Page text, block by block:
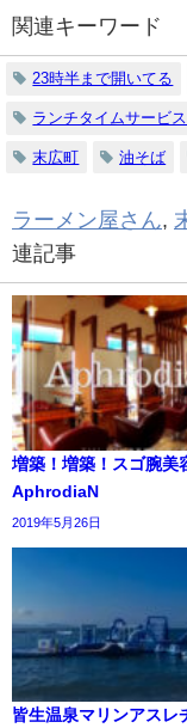
関連キーワード
23時半まで開いてる
ランチタイムサービス
末広町 油そば
ラーメン屋さん,
連記事
増築！増築！スゴ腕美
AphrodiaN
2019年5月26日
皆生温泉マリンアスレ